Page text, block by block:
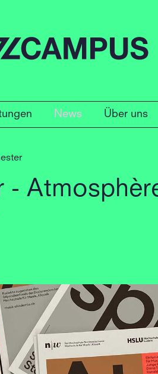
News Über uns
-